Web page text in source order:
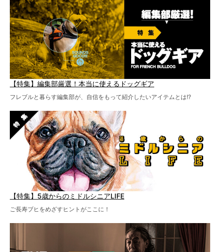
【特集】編集部厳選！本当に使えるドッグギア
フレブルと暮らす編集部が、自信をもって紹介したいアイテムとは!?
【特集】5歳からのミドルシニアLIFE
ご長寿ブヒをめざすヒントがここに！